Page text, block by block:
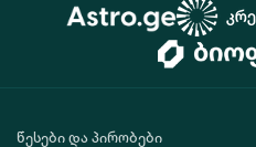
წესები და პირობები